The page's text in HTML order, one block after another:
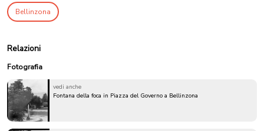
Bellinzona
Relazioni
Fotografia
vedi anche
Fontana della foca in Piazza del Governo a Bellinzona